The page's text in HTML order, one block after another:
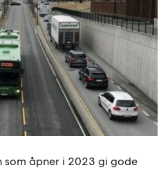
som åpner i 2023 gi gode